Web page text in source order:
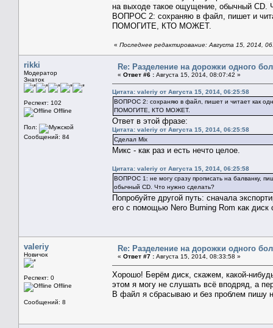
на выходе такое ощущение, обычный CD.
ВОПРОС 2: сохраняю в файл, пишет и
ПОМОГИТЕ, КТО МОЖЕТ.
« Последнее редактирование: Августа 15, 2014,
rikki
Модератор
Знаток
Респект: 102
Offline
Пол:
Сообщений: 84
Re: Разделение на дорожки одного
« Ответ #6 : Августа 15, 2014, 08:07:42 »
Цитата: valeriy от Августа 15, 2014, 06:25:58
ВОПРОС 2: сохраняю в файл, пишет и читает как
ПОМОГИТЕ, КТО МОЖЕТ.
Ответ в этой фразе:
Цитата: valeriy от Августа 15, 2014, 06:25:58
Сделал Mix
Микс - как раз и есть нечто целое.
Цитата: valeriy от Августа 15, 2014, 06:25:58
ВОПРОС 1: не могу сразу прописать на балванку,
обычный CD. Что нужно сделать?
Попробуйте другой путь: сначала
его с помощью Nero Burning Rom как диск
valeriy
Новичок
Респект: 0
Offline
Сообщений: 8
Re: Разделение на дорожки одного
« Ответ #7 : Августа 15, 2014, 08:33:58 »
Хорошо! Берём диск, скажем, какой-
этом я могу не слушать всё вподряд, а
В файл я сбрасываю и без проблем пишу